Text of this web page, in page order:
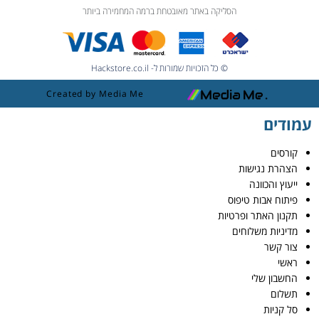
הסליקה באתר מאובטחת ברמה המחמירה ביותר
© כל הזכויות שמורות ל- Hackstore.co.il
Created by Media Me
עמודים
קורסים
הצהרת נגישות
ייעוץ והכוונה
פיתוח אבות טיפוס
תקנון האתר ופרטיות
מדיניות משלוחים
צור קשר
ראשי
החשבון שלי
תשלום
סל קניות